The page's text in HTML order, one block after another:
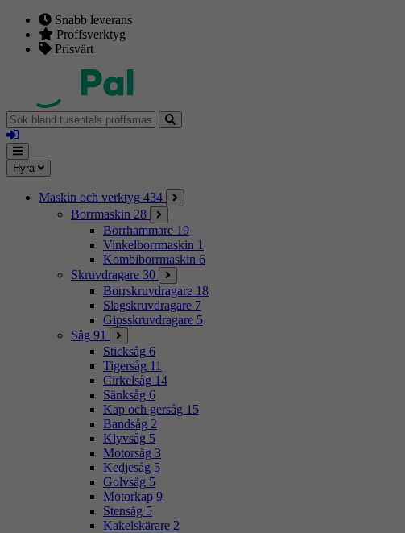
Snabb leverans
Proffsverktyg
Prisvärt
Sök
bland
tusentals
proffsmaskiner
Logga
in
Mina
sidor
Meny
Hyra
Maskin och verktyg 434
Borrmaskin 28
Borrhammare 19
Vinkelborrmaskin 1
Kombiborrmaskin 6
Skruvdragare 30
Borrskruvdragare 18
Slagskruvdragare 7
Gipsskruvdragare 5
Såg 91
Sticksåg 6
Tigersåg 11
Cirkelsåg 14
Sänksåg 6
Kap och gersåg 15
Bandsåg 2
Klyvsåg 5
Motorsåg 3
Kedjesåg 5
Golvsåg 5
Motorkap 9
Stensåg 5
Kakelskärare 2